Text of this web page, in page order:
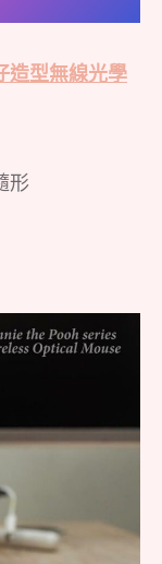
造型無線光學
形